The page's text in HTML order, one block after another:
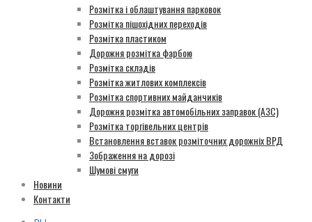
Розмітка і облаштування парковок
Розмітка пішохідних переходів
Розмітка пластиком
Дорожня розмітка фарбою
Розмітка складів
Розмітка житлових комплексів
Розмітка спортивних майданчиків
Дорожня розмітка автомобільних заправок (АЗС)
Розмітка торгівельних центрів
Встановлення вставок розміточних дорожніх ВРД
Зображення на дорозі
Шумові смуги
Новини
Контакти